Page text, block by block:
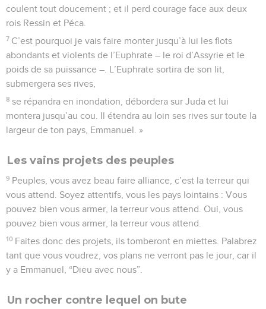
coulent tout doucement ; et il perd courage face aux deux
rois Ressin et Péca.
7 C’est pourquoi je vais faire monter jusqu’à lui les flots
abondants et violents de l’Euphrate – le roi d’Assyrie et le
poids de sa puissance –. L’Euphrate sortira de son lit,
submergera ses rives,
8 se répandra en inondation, débordera sur Juda et lui
montera jusqu’au cou. Il étendra au loin ses rives sur toute la
largeur de ton pays, Emmanuel. »
Les vains projets des peuples
9 Peuples, vous avez beau faire alliance, c’est la terreur qui
vous attend. Soyez attentifs, vous les pays lointains : Vous
pouvez bien vous armer, la terreur vous attend. Oui, vous
pouvez bien vous armer, la terreur vous attend.
10 Faites donc des projets, ils tomberont en miettes. Palabrez
tant que vous voudrez, vos plans ne verront pas le jour, car il
y a Emmanuel, “Dieu avec nous”.
Un rocher contre lequel on bute